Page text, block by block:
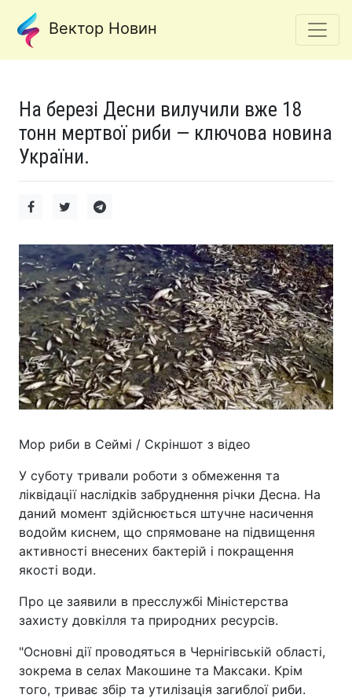
Вектор Новин
На березі Десни вилучили вже 18
тонн мертвої риби — ключова новина
України.
Мор риби в Сеймі / Скріншот з відео
У суботу тривали роботи з обмеження та
ліквідації наслідків забруднення річки Десна. На
даний момент здійснюється штучне насичення
водойм киснем, що спрямоване на підвищення
активності внесених бактерій і покращення
якості води.
Про це заявили в пресслужбі Міністерства
захисту довкілля та природних ресурсів.
"Основні дії проводяться в Чернігівській області,
зокрема в селах Макошине та Максаки. Крім
того, триває збір та утилізація загиблої риби.